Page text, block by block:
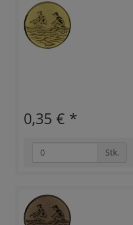
0,35 € *
Stk.